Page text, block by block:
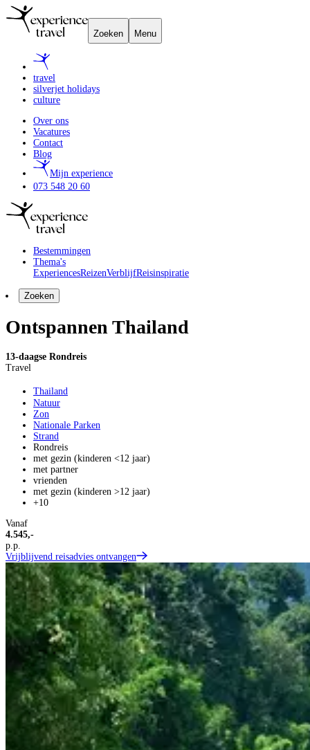
Zoeken Menu
travel
silverjet holidays
culture
Over ons
Vacatures
Contact
Blog
Mijn experience
073 548 20 60
Bestemmingen
Thema's
ExperiencesReizenVerblijfReisinspiratie
Zoeken
Ontspannen Thailand
13-daagse Rondreis
Travel
Thailand
Natuur
Zon
Nationale Parken
Strand
Rondreis
met gezin (kinderen <12 jaar)
met partner
vrienden
met gezin (kinderen >12 jaar)
+10
Vanaf
4.545,-
p.p.
Vrijblijvend reisadvies ontvangen